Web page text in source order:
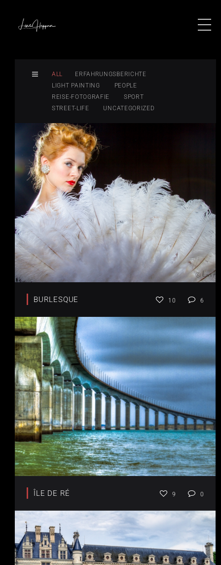
ALL
ERFAHRUNGSBERICHTE
LIGHT PAINTING
PEOPLE
REISE-FOTOGRAFIE
SPORT
STREET-LIFE
UNCATEGORIZED
BURLESQUE 10 6
ÎLE DE RÉ 9 0